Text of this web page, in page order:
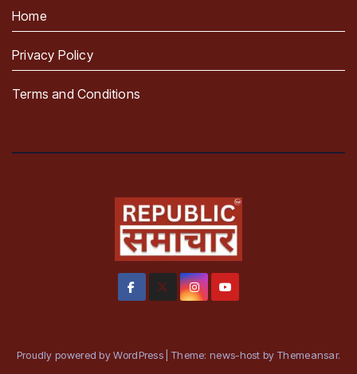
Home
Privacy Policy
Terms and Conditions
Proudly powered by WordPress Theme: news-host by Themeansar.